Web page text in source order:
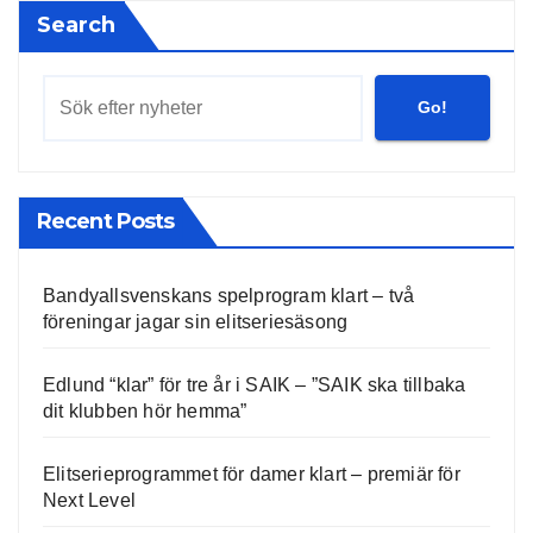
Search
Go!
Recent Posts
Bandyallsvenskans spelprogram klart – två
föreningar jagar sin elitseriesäsong
Edlund “klar” för tre år i SAIK – ”SAIK ska tillbaka
dit klubben hör hemma”
Elitserieprogrammet för damer klart – premiär för
Next Level